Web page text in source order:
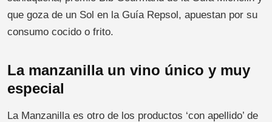
que goza de un Sol en la Guía Repsol, apuestan por su
consumo cocido o frito.
La manzanilla un vino único y muy
especial
La Manzanilla es otro de los productos ‘con apellido’ de